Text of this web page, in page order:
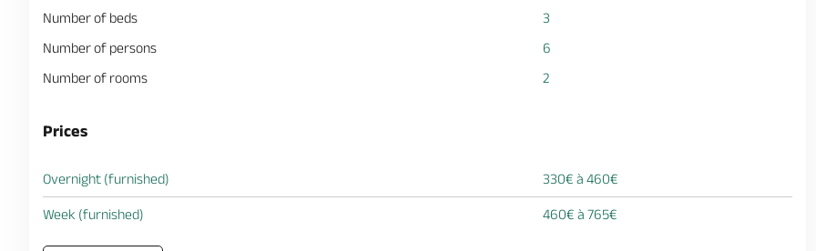
Number of beds
3
Number of persons
6
Number of rooms
2
Prices
Overnight (furnished) 330€ à 460€
Week (furnished) 460€ à 765€